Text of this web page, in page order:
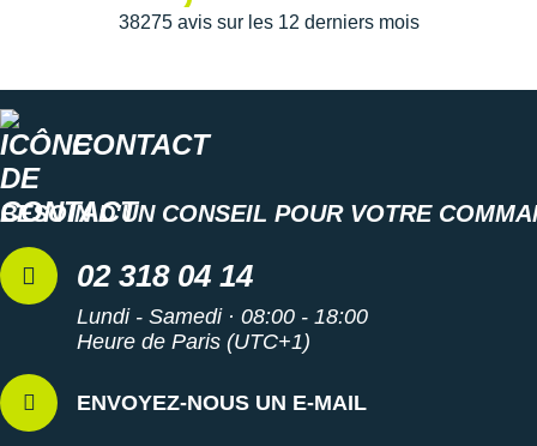
. Durable, elle promet une grande résistance à
Semelle intérieure amovible
Poids constaté chez i-Run
Les autres produitsadidas
38275 avis sur les 12 derniers mois
CONTACT
BESOIN D'UN CONSEIL POUR VOTRE
02 318 04 14
Lundi - Samedi · 08:00 - 18:00
Heure de Paris (UTC+1)
ENVOYEZ-NOUS UN E-MAIL